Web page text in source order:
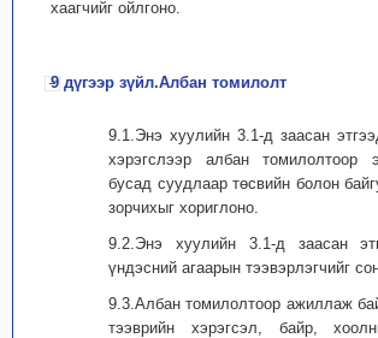
хаагчийг ойлгоно.
9 дүгээр зүйл.Албан томилолт
9.1.Энэ хуулийн 3.1-д заасан
хэрэгслээр албан томилолтоор
бусад суудлаар төсвийн болон
зорчихыг хориглоно.
9.2.Энэ хуулийн 3.1-д заасан
үндэсний агаарын тээвэрлэгчийг
9.3.Албан томилолтоор ажиллаж
тээврийн хэрэгсэл, байр,